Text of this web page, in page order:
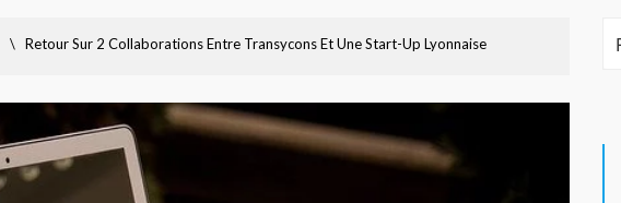
\ Retour Sur 2 Collaborations Entre Transycons Et Une Start-Up Lyonnaise